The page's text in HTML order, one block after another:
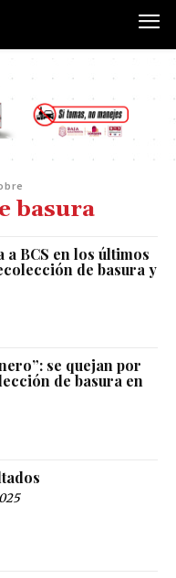
basura
a BCS en los últimos
de basura y
se quejan por
de basura en